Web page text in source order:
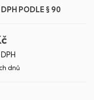
PODLE § 90
dnů